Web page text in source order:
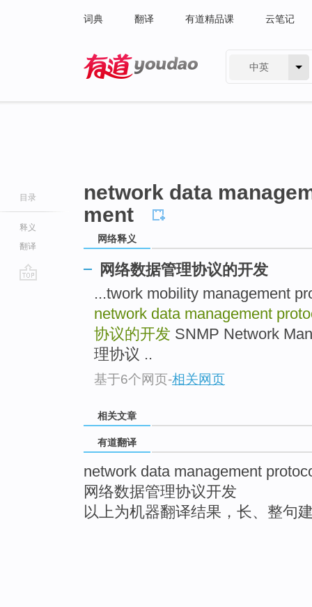
词典 翻译 有道精品课 云笔记
中英
目录
释义
翻译
network data
ment
网络释义
网络数据管理协议的开发
...twork mobility management
network data management
协议的开发 SNMP Network
理协议 ..
基于6个网页-相关网页
相关文章
有道翻译
network data management
网络数据管理协议开发
以上为机器翻译结果，长、整句